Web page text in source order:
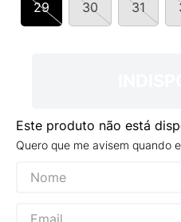
29 30 31
Este produto não está
Quero que me avisem quando
º
NEW 530